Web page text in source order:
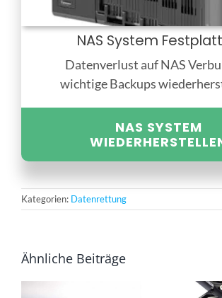
NAS System
Datenverlust auf NAS
wichtige Backups
NAS SYSTEM
Kategorien: Datenrettung
Ähnliche Beiträge